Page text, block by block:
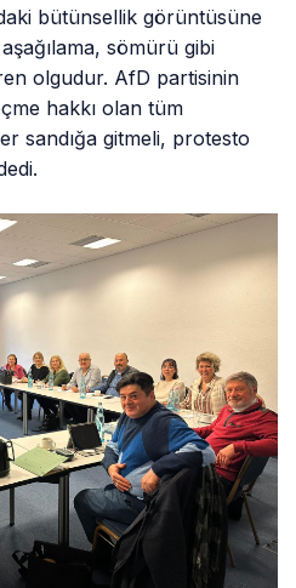
bütünsellik görüntüsüne
sömürü gibi
olgudur. AfD partisinin
hakkı olan tüm
sandığa gitmeli, protesto